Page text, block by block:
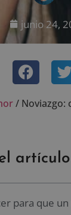
junio 24,
/ Noviazgo:
artículo
para que